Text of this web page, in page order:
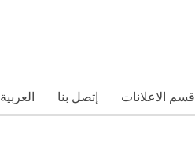
قسم الاعلانات إتصل بنا العربية